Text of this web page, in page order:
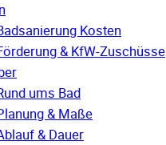
Kosten
& KfW-Zuschüsse
ums Bad
& Maße
& Dauer